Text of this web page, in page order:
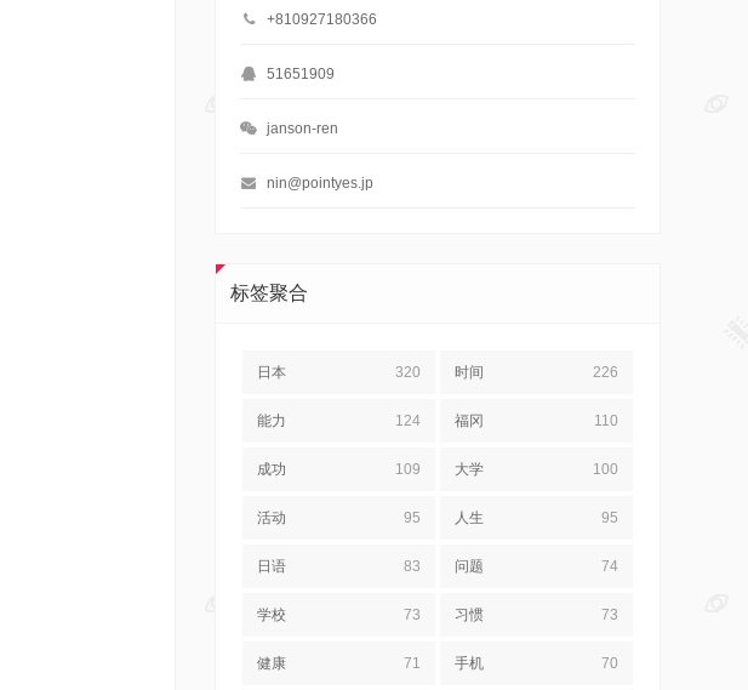
+810927180366
51651909
janson-ren
nin@pointyes.jp
标签聚合
日本 320 时间 226
能力 124 福冈 110
成功 109 大学 100
活动 95 人生 95
日语 83 问题 74
学校 73 习惯 73
健康 71 手机 70